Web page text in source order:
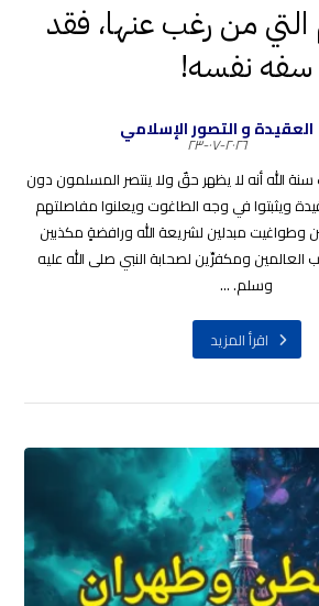
التي من رغب عنها، فقد
سفه نفسه!
العقيدة و التصور الإسلامي
٢٠٢٦-٠٧-٢٣
الله أنه لا يظهر حقٌ ولا ينتصر المسلمون دون
ويثبتوا في وجه الطاغوت ويعلنوا مفاصلتهم
وطواغيت مبدلين لشريعة الله ورافضةٍ مكذبين
العالمين ومكفرِّين لصحابة النبي صلى الله عليه
وسلم. ...
اقرأ المزيد